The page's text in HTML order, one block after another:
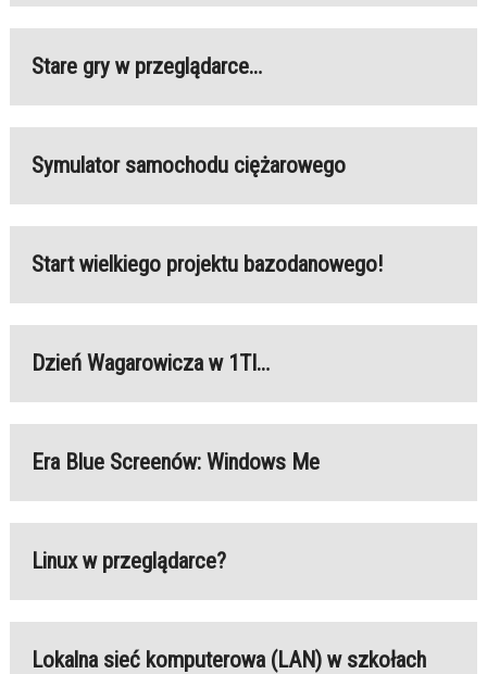
Stare gry w przeglądarce…
Symulator samochodu ciężarowego
Start wielkiego projektu bazodanowego!
Dzień Wagarowicza w 1TI…
Era Blue Screenów: Windows Me
Linux w przeglądarce?
Lokalna sieć komputerowa (LAN) w szkołach